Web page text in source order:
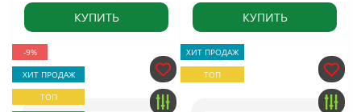
КУПИТЬ КУПИТЬ
-9%
ХИТ ПРОДАЖ
ТОП
ХИТ ПРОДАЖ
ТОП